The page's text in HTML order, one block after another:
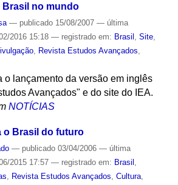
no mundo
— publicado15/08/2007 — última
2016 15:18 — registrado em: Brasil Site,
, Revista Estudos Avançados
o lançamento da versão em inglês
Avançados" e do site do IEA.
NOTÍCIAS
o Brasil do futuro
— publicado03/04/2006 — última
2015 17:57 — registrado em: Brasil ,
, Revista Estudos Avançados, Cultura,